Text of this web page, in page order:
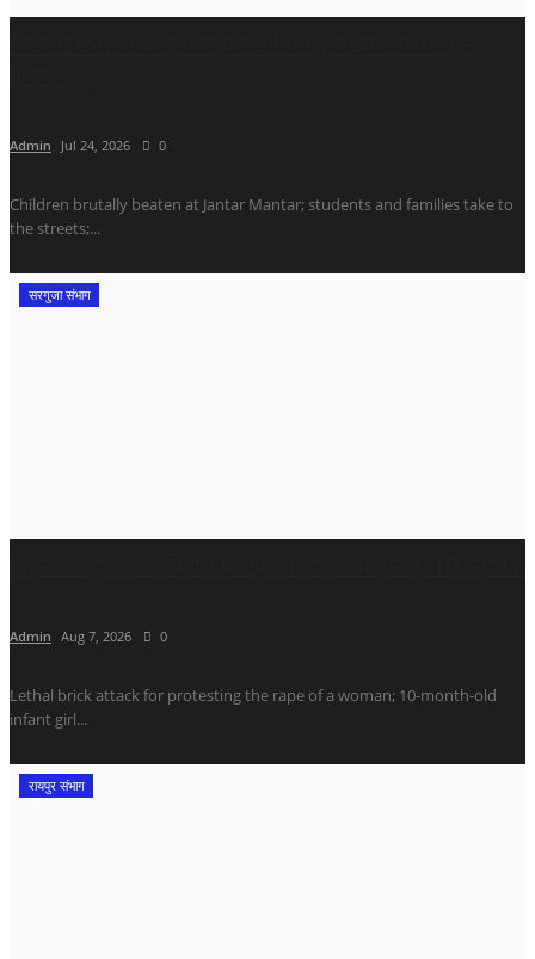
Admin Jul 24, 2026 0
Children brutally beaten at Jantar Mantar; students and families take to
the streets;...
सरगुजा संभाग
Admin Aug 7, 2026 0
Lethal brick attack for protesting the rape of a woman; 10-month-old
infant girl...
रायपुर संभाग